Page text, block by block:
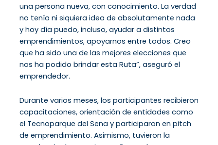
una persona nueva, con conocimiento. La verdad
no tenía ni siquiera idea de absolutamente nada
y hoy día puedo, incluso, ayudar a distintos
emprendimientos, apoyarnos entre todos. Creo
que ha sido una de las mejores elecciones que
nos ha podido brindar esta Ruta”, aseguró el
emprendedor.
Durante varios meses, los participantes recibieron
capacitaciones, orientación de entidades como
el Tecnoparque del Sena y participaron en pitch
de emprendimiento. Asimismo, tuvieron la